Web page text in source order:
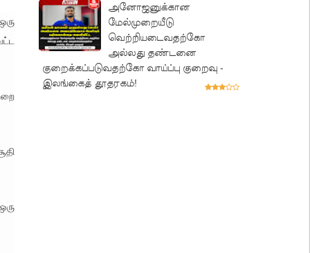
அனோஜனுக்கான
மேல்முறையீடு
வெற்றியடைவதற்கோ
அல்லது தண்டனை
குறைக்கப்படுவதற்கோ வாய்ப்பு குறைவு -
இலங்கைத் தூதரகம்!